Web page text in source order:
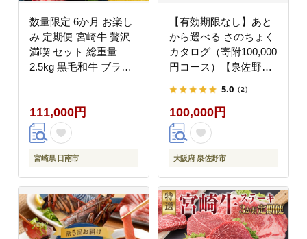
数量限定 6か月 お楽し
み 定期便 宮崎牛 贅沢
満喫 セット 総重量
2.5kg 黒毛和牛 ブラン
キ スライス 小間切れ
しゃぶしゃぶ すき焼き
ミヤチク お取り寄せ グ
ルメ ご褒美 記念日 お
無料_NA1-25
111,000円
宮崎県 日南市
【有効期限なし】あと
から選べる さのちょく
カタログ（寄附100,000
円コース）【泉佐野市
以上 高評価 肉 ビール
海鮮 野菜 定期便 タオ
ル ティッシュ 後から
カタログギフト あとか
5.0 （2）
100,000円
大阪府 泉佐野市